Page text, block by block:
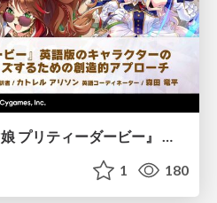
【CEDEC2026】『ウマ娘 プリティーダービー』 英語版のキャラクターの方言や口調をローカライズするための創造的アプローチ
1 180